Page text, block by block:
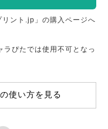
ント.jp」の購入ページへ
ラぴたでは使用不可となっ
使い方を見る